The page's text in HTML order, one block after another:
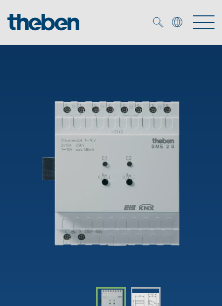
Smart Home
DALI
LED valaisin
Aika- ja valaistuksen ohjaus
OEM ratkaisuja
KNX-järjestelmät
Liike- ja läsnäolotunnistimet
DALI-2 valaistuksen ohjaus
Mediakirjasto
Tuoteluettelot ja esitteet
Theben AG
Yhteystiedot